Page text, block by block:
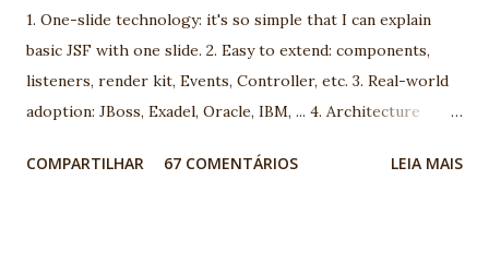
1. One-slide technology: it's so simple that I can explain
basic JSF with one slide. 2. Easy to extend: components,
listeners, render kit, Events, Controller, etc. 3. Real-world
adoption: JBoss, Exadel, Oracle, IBM, ... 4. Architecture
architecture. 5. Open-mind community: using JSF you are
COMPARTILHAR 67 COMENTÁRIOS LEIA MAIS